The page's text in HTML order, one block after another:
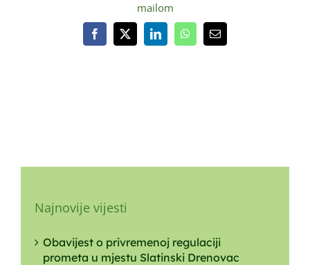
mailom
Facebook
X LinkedInWhatsAppEmail:
Najnovije vijesti
Obavijest o privremenoj regulaciji
prometa u mjestu Slatinski Drenovac